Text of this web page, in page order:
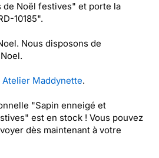
Noël festives" et porte la
10185".
Nous disposons de
Atelier Maddynette.
"Sapin enneigé et
est en stock ! Vous pouvez
dès maintenant à votre